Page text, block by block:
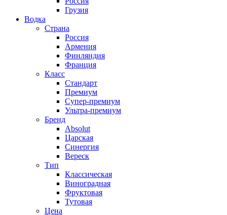
Грузия
Водка
Страна
Россия
Армения
Финляндия
Франция
Класс
Стандарт
Премиум
Супер-премиум
Ультра-премиум
Бренд
Absolut
Царская
Синергия
Вереск
Тип
Классическая
Виноградная
Фруктовая
Тутовая
Цена